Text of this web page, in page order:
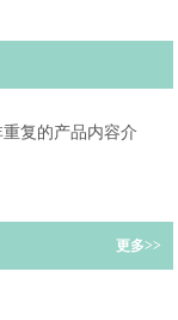
复的产品内容介
更多>>